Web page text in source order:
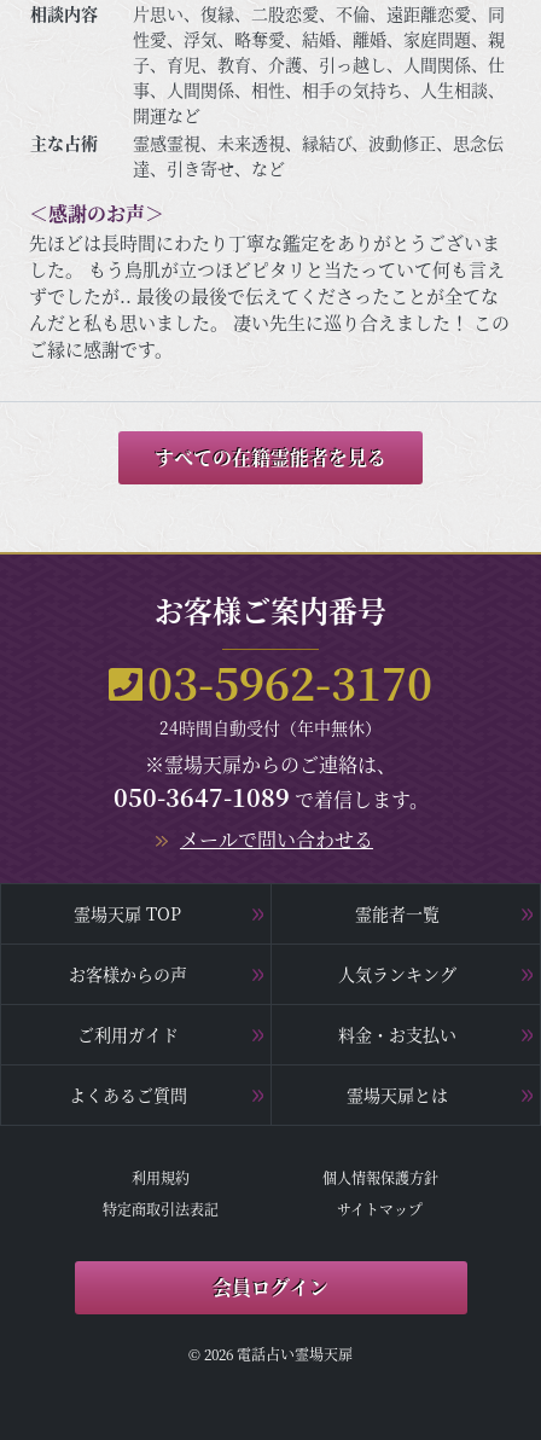
相談内容
片思い、復縁、二股恋愛、不倫、遠距離恋愛、同
性愛、浮気、略奪愛、結婚、離婚、家庭問題、親
子、育児、教育、介護、引っ越し、人間関係、仕
事、人間関係、相性、相手の気持ち、人生相談、
開運など
主な占術
霊感霊視、未来透視、縁結び、波動修正、思念伝
達、引き寄せ、など
＜感謝のお声＞
先ほどは長時間にわたり丁寧な鑑定をありがとうございま
した。 もう鳥肌が立つほどピタリと当たっていて何も言え
ずでしたが.. 最後の最後で伝えてくださったことが全てな
んだと私も思いました。 凄い先生に巡り合えました！ この
ご縁に感謝です。
すべての在籍霊能者を見る
お客様ご案内番号
03-5962-3170
24時間自動受付（年中無休）
※霊場天扉からのご連絡は、
050-3647-1089 で着信します。
メールで問い合わせる
霊場天扉 TOP 霊能者一覧
お客様からの声 人気ランキング
ご利用ガイド 料金・お支払い
よくあるご質問 霊場天扉とは
利用規約
特定商取引法表記
個人情報保護方針
サイトマップ
会員ログイン
© 2026 電話占い霊場天扉